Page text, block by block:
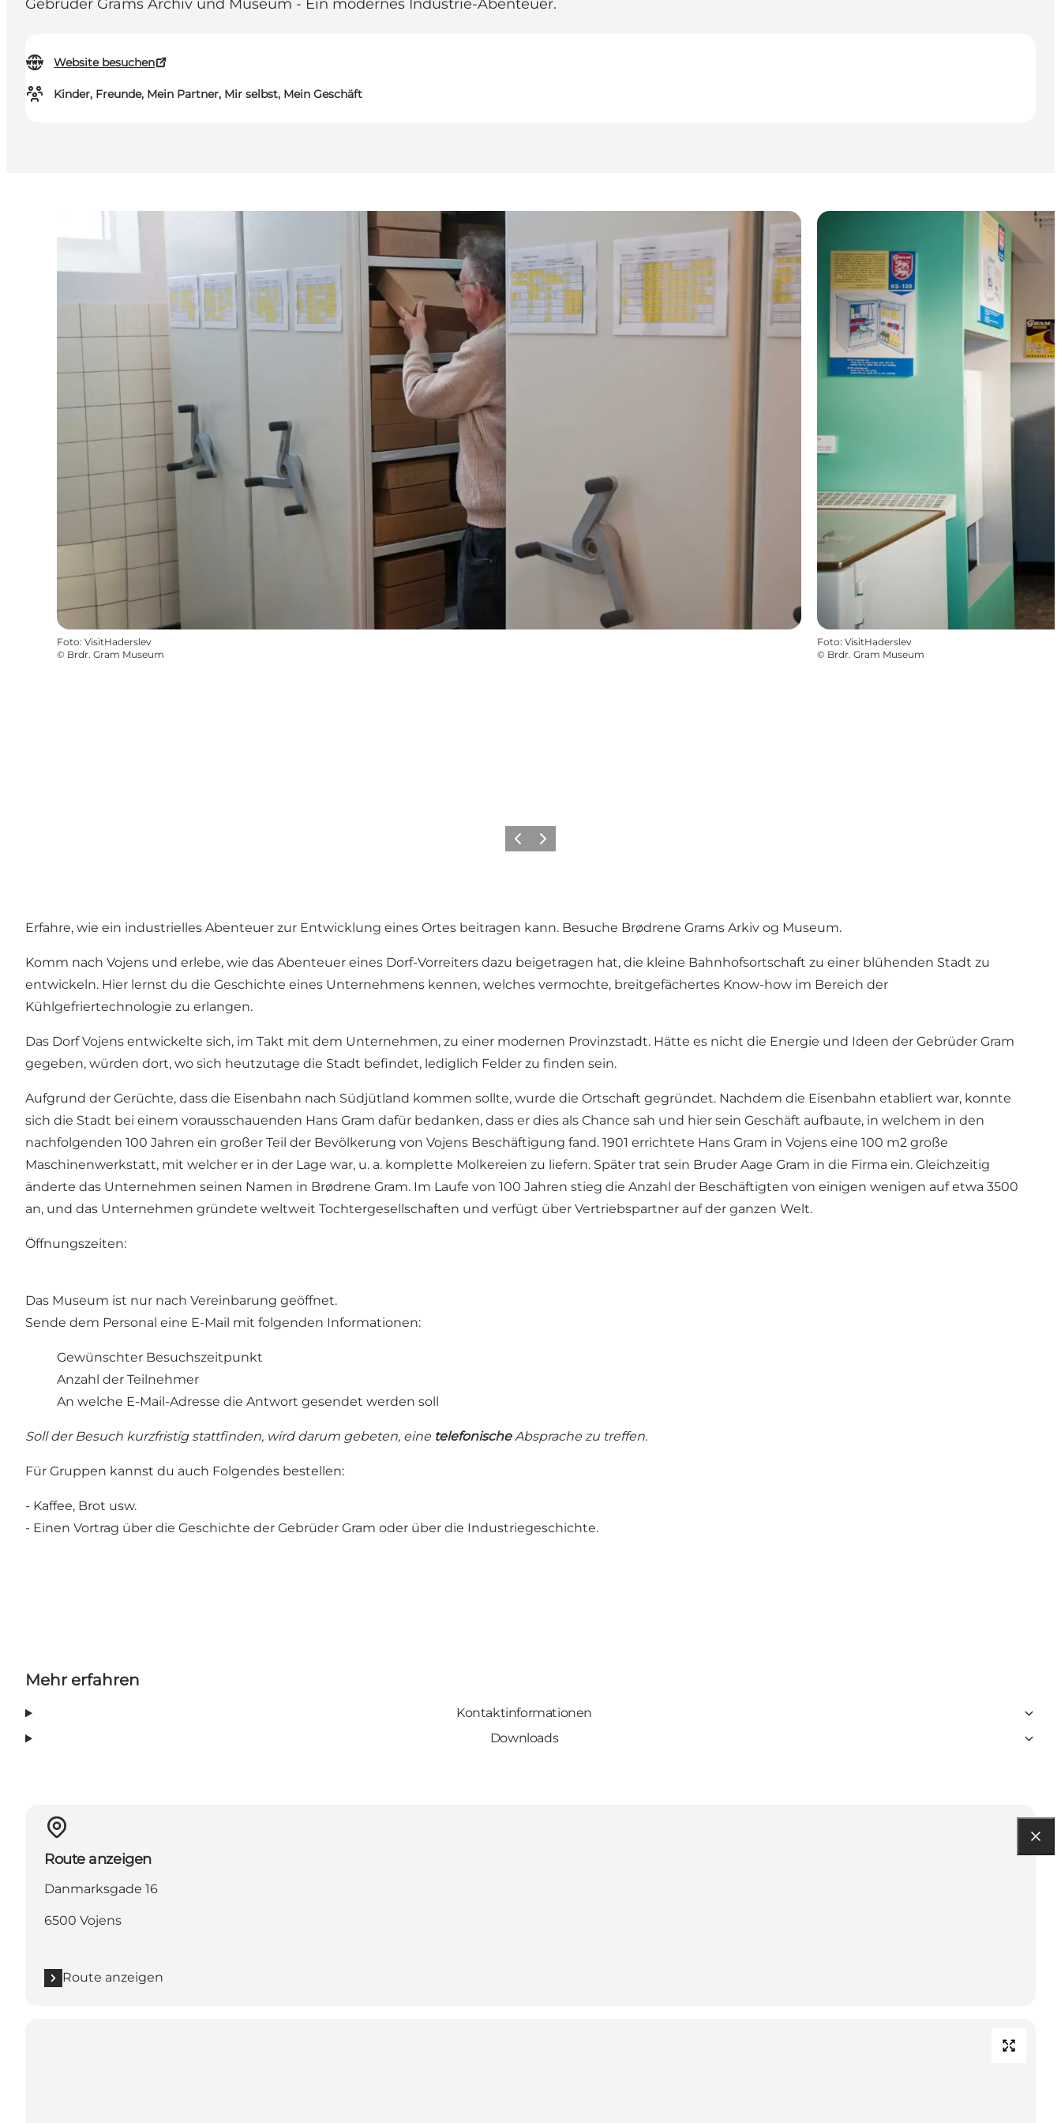
Gebrüder Grams Archiv und Museum - Ein modernes Industrie-Abenteuer.
Website besuchen
Kinder, Freunde, Mein Partner, Mir selbst, Mein Geschäft
Foto: VisitHaderslev
© Brdr. Gram Museum
Foto: VisitHaderslev
© Brdr. Gram Museum
ZurückWeiter
Erfahre, wie ein industrielles Abenteuer zur Entwicklung eines Ortes beitragen kann. Besuche Brødrene Grams Arkiv og Museum.
Komm nach Vojens und erlebe, wie das Abenteuer eines Dorf-Vorreiters dazu beigetragen hat, die kleine Bahnhofsortschaft zu einer blühenden Stadt zu
entwickeln. Hier lernst du die Geschichte eines Unternehmens kennen, welches vermochte, breitgefächertes Know-how im Bereich der
Kühlgefriertechnologie zu erlangen.
Das Dorf Vojens entwickelte sich, im Takt mit dem Unternehmen, zu einer modernen Provinzstadt. Hätte es nicht die Energie und Ideen der Gebrüder Gram
gegeben, würden dort, wo sich heutzutage die Stadt befindet, lediglich Felder zu finden sein.
Aufgrund der Gerüchte, dass die Eisenbahn nach Südjütland kommen sollte, wurde die Ortschaft gegründet. Nachdem die Eisenbahn etabliert war, konnte
sich die Stadt bei einem vorausschauenden Hans Gram dafür bedanken, dass er dies als Chance sah und hier sein Geschäft aufbaute, in welchem in den
nachfolgenden 100 Jahren ein großer Teil der Bevölkerung von Vojens Beschäftigung fand. 1901 errichtete Hans Gram in Vojens eine 100 m2 große
Maschinenwerkstatt, mit welcher er in der Lage war, u. a. komplette Molkereien zu liefern. Später trat sein Bruder Aage Gram in die Firma ein. Gleichzeitig
änderte das Unternehmen seinen Namen in Brødrene Gram. Im Laufe von 100 Jahren stieg die Anzahl der Beschäftigten von einigen wenigen auf etwa 3500
an, und das Unternehmen gründete weltweit Tochtergesellschaften und verfügt über Vertriebspartner auf der ganzen Welt.
Öffnungszeiten:
Das Museum ist nur nach Vereinbarung geöffnet.
Sende dem Personal eine E-Mail mit folgenden Informationen:
Gewünschter Besuchszeitpunkt
Anzahl der Teilnehmer
An welche E-Mail-Adresse die Antwort gesendet werden soll
Soll der Besuch kurzfristig stattfinden, wird darum gebeten, eine telefonischeAbsprache zu treffen.
Für Gruppen kannst du auch Folgendes bestellen:
- Kaffee, Brot usw.
- Einen Vortrag über die Geschichte der Gebrüder Gram oder über die Industriegeschichte.
Mehr erfahren
Kontaktinformationen
Downloads
Route anzeigen
Danmarksgade 16
6500 Vojens
Route anzeigen